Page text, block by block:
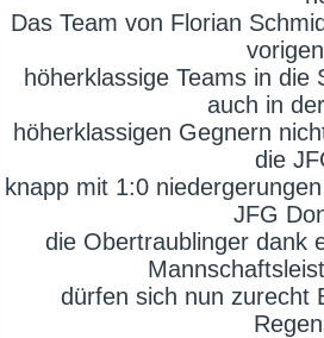
Das Team von Florian
höherklassige Teams in
auch in
höherklassigen Gegnern
die
knapp mit 1:0
JFG
die Obertraublinger dank
dürfen sich nun zurecht